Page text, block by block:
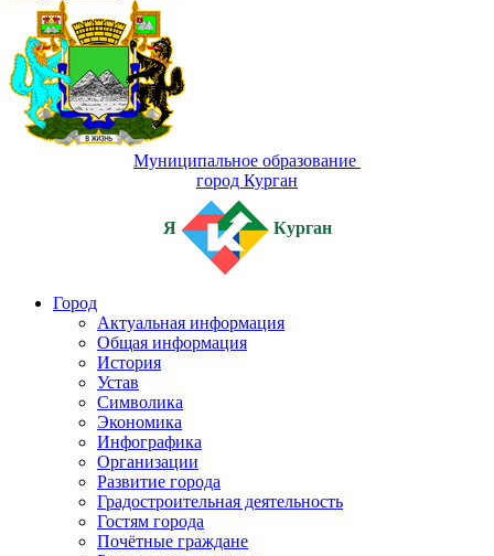
Муниципальное образование
город Курган
Я Курган
Город
Актуальная информация
Общая информация
История
Устав
Символика
Экономика
Инфографика
Организации
Развитие города
Градостроительная деятельность
Гостям города
Почётные граждане